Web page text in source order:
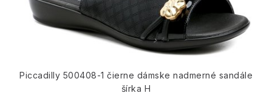
Piccadilly 500408-1 čierne dámske nadmerné sandále
šírka H